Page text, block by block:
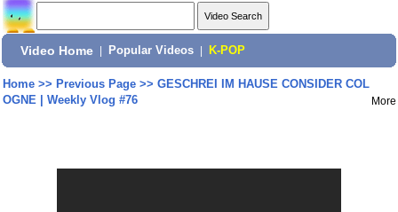
Video Home Popular Videos K-POP
Home>> Previous Page>> GESCHREI IM HAUSE CONSIDER COL
OGNE | Weekly Vlog #76
More